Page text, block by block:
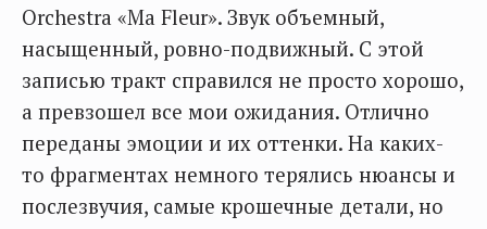
Orchestra «Ma Fleur». Звук объемный,
насыщенный, ровно-подвижный. С этой
записью тракт справился не просто хорошо,
а превзошел все мои ожидания. Отлично
переданы эмоции и их оттенки. На каких-
то фрагментах немного терялись нюансы и
послезвучия, самые крошечные детали, но